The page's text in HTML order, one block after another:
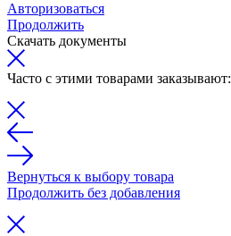
Авторизоваться
Продолжить
Скачать документы
Часто с этими товарами заказывают:
Вернуться к выбору товара
Продолжить без добавления